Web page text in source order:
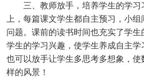
三、教师放手，培养学生的学
上，每篇课文学生都自主预习，小
问题。课前的读书时间也充实了学生
学生的学习兴趣，使学生养成自主学
也可以放手让学生多思考多想象，使
样的风景！